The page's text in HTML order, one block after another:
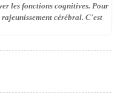
les fonctions cognitives. Pour
cérébral. C'est